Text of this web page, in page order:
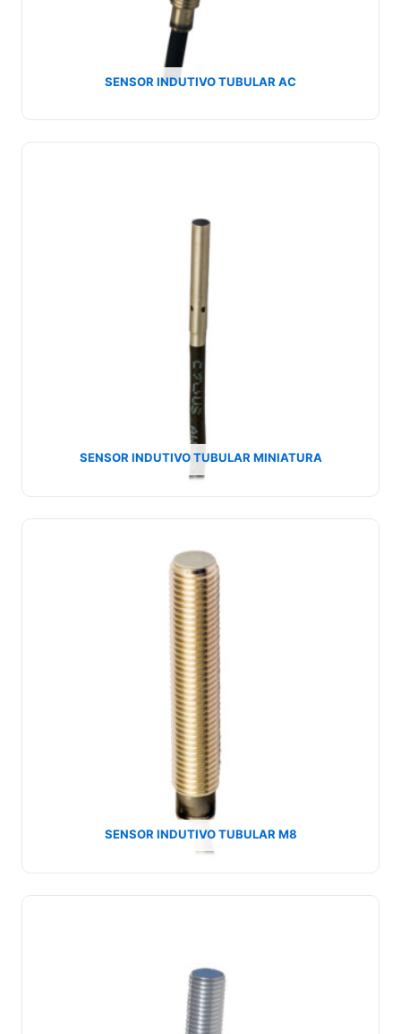
SENSOR INDUTIVO TUBULAR AC
SENSOR INDUTIVO TUBULAR MINIATURA
SENSOR INDUTIVO TUBULAR M8